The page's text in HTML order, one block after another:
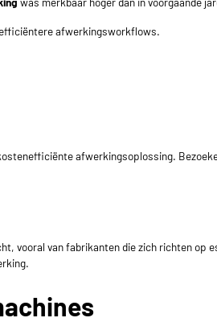
afwerkingsworkflows.
afwerkingsoplossing.
vooral van fabrikanten die zich richten op